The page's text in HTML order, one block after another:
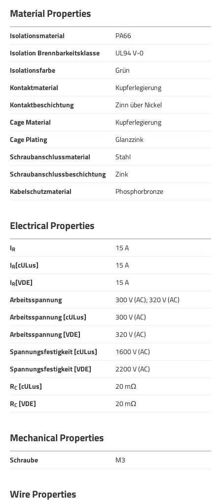
Material Properties
Isolationsmaterial
PA66
Isolation Brennbarkeitsklasse
UL94 V-0
Isolationsfarbe
Grün
Kontaktmaterial
Kupferlegierung
Kontaktbeschichtung
Zinn über Nickel
Cage Material
Kupferlegierung
Cage Plating
Glanzzink
Schraubanschlussmaterial
Stahl
Schraubanschlussbeschichtung
Zink
Kabelschutzmaterial
Phosphorbronze
Electrical Properties
IR
15 A
IR[cULus]
15 A
IR[VDE]
15 A
Arbeitsspannung
300 V (AC); 320 V (AC)
Arbeitsspannung [cULus]
300 V (AC)
Arbeitsspannung [VDE]
320 V (AC)
Spannungsfestigkeit [cULus]
1600 V (AC)
Spannungsfestigkeit [VDE]
2200 V (AC)
RC [cULus]
20 mΩ
RC [VDE] 20 mΩ
Mechanical Properties
Schraube M3
Wire Properties